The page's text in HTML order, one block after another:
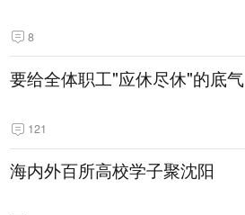
8
要给全体职工"应休尽休"的底气
121
海内外百所高校学子聚沈阳